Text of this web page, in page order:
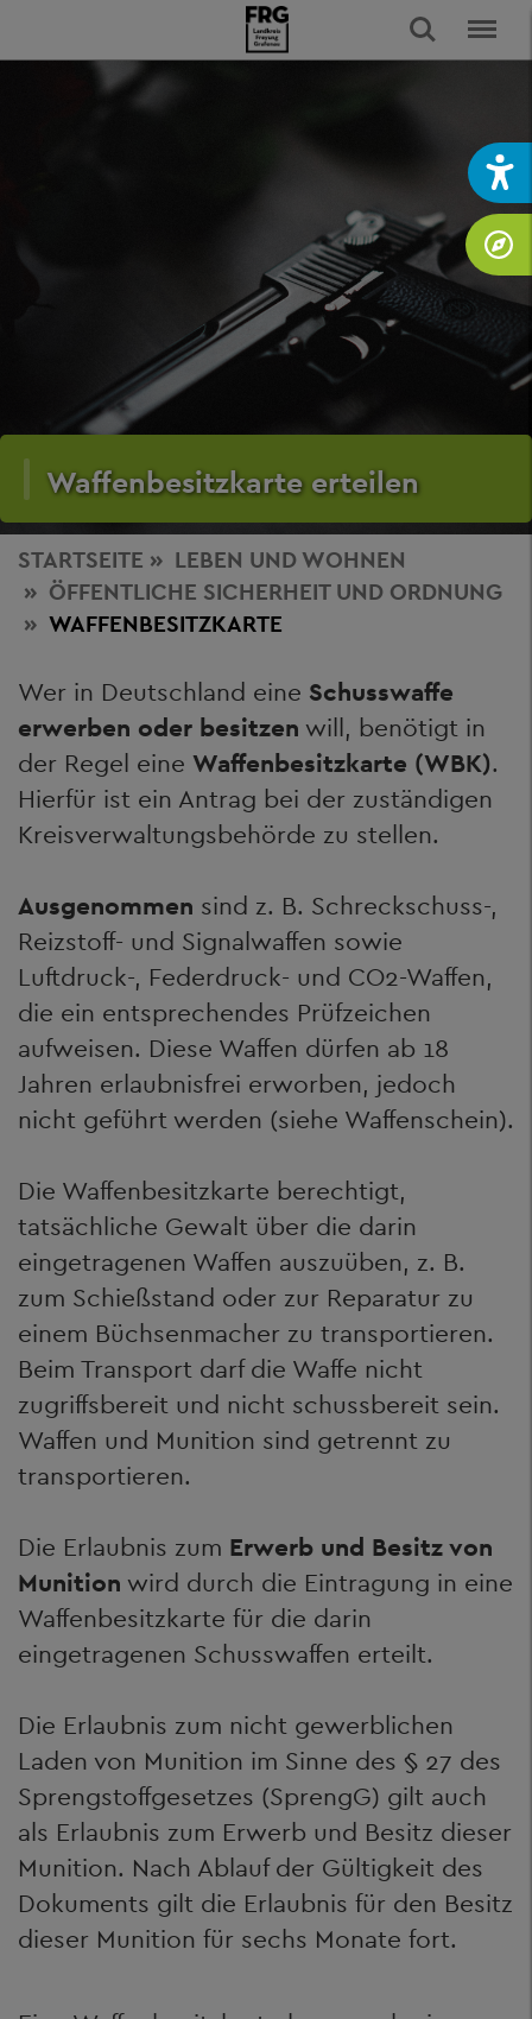
Waffenbesitzkarte erteilen
STARTSEITE LEBEN UND WOHNEN
ÖFFENTLICHE SICHERHEIT UND ORDNUNG
WAFFENBESITZKARTE
Wer in Deutschland eine Schusswaffe
erwerben oder besitzen will, benötigt in
der Regel eine Waffenbesitzkarte (WBK).
Hierfür ist ein Antrag bei der zuständigen
Kreisverwaltungsbehörde zu stellen.
Ausgenommen sind z. B. Schreckschuss-,
Reizstoff- und Signalwaffen sowie
Luftdruck-, Federdruck- und CO2-Waffen,
die ein entsprechendes Prüfzeichen
aufweisen. Diese Waffen dürfen ab 18
Jahren erlaubnisfrei erworben, jedoch
nicht geführt werden (siehe Waffenschein).
Die Waffenbesitzkarte berechtigt,
tatsächliche Gewalt über die darin
eingetragenen Waffen auszuüben, z. B.
zum Schießstand oder zur Reparatur zu
einem Büchsenmacher zu transportieren.
Beim Transport darf die Waffe nicht
zugriffsbereit und nicht schussbereit sein.
Waffen und Munition sind getrennt zu
transportieren.
Die Erlaubnis zum Erwerb und Besitz von
Munition wird durch die Eintragung in eine
Waffenbesitzkarte für die darin
eingetragenen Schusswaffen erteilt.
Die Erlaubnis zum nicht gewerblichen
Laden von Munition im Sinne des § 27 des
Sprengstoffgesetzes (SprengG) gilt auch
als Erlaubnis zum Erwerb und Besitz dieser
Munition. Nach Ablauf der Gültigkeit des
Dokuments gilt die Erlaubnis für den Besitz
dieser Munition für sechs Monate fort.